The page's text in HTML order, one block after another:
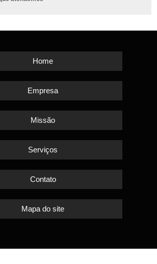
Home
Empresa
Missão
Serviços
Contato
Mapa do site